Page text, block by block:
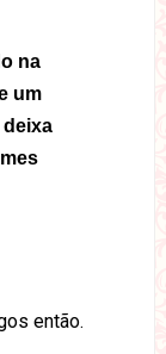
na
um
então.